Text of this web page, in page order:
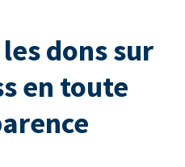
dons sur
en toute